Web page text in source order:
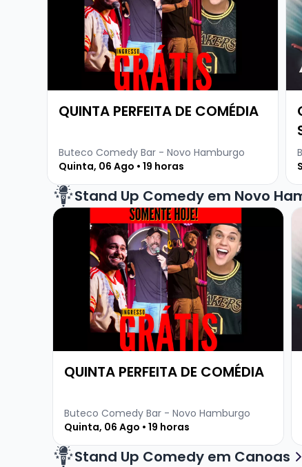
QUINTA PERFEITA DE COMÉDIA
Buteco Comedy Bar - Novo Hamburgo
Quinta, 06 Ago • 19 horas
Stand Up Comedy em Novo
Veja mais sobre QUINTA PERFEITA DE COMÉDIA
QUINTA PERFEITA DE COMÉDIA
Buteco Comedy Bar - Novo Hamburgo
Quinta, 06 Ago • 19 horas
Stand Up Comedy em Canoas